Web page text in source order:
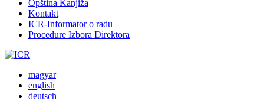
Opština Kanjiža
Kontakt
ICR-Informator o radu
Procedure Izbora Direktora
magyar
english
deutsch